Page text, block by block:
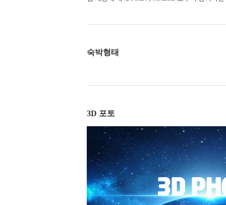
숙박형태
3D 포토